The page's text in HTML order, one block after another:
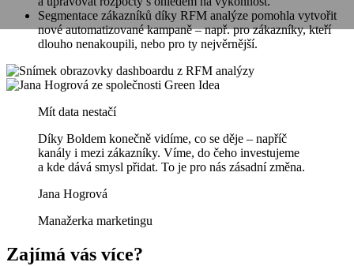
Segmentace zákazníků díky RFM analýze pomohla vytvořit
nové automatizované kampaně – např. pro zákazníky, kteří
dlouho nenakoupili, nebo pro ty nejvěrnější.
Mít data nestačí
Díky Boldem konečně vidíme, co se děje – napříč
kanály i mezi zákazníky. Víme, do čeho investujeme
a kde dává smysl přidat. To je pro nás zásadní změna.
Jana Hogrová
Manažerka marketingu
Zajímá vás více?